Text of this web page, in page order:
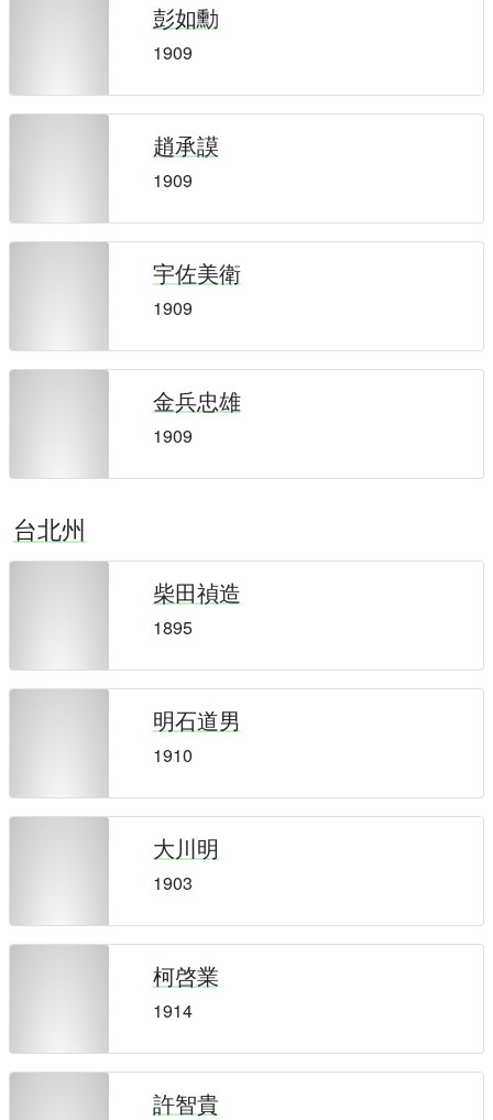
彭如勳
1909
趙承謨
1909
宇佐美衛
1909
金兵忠雄
1909
台北州
柴田禎造
1895
明石道男
1910
大川明
1903
柯啓業
1914
許智貴